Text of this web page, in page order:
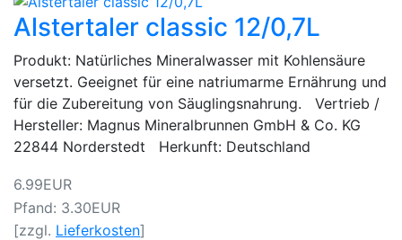
Alstertaler classic 12/0,7L
Produkt: Natürliches Mineralwasser mit Kohlensäure
versetzt. Geeignet für eine natriumarme Ernährung und
für die Zubereitung von Säuglingsnahrung. Vertrieb /
Hersteller: Magnus Mineralbrunnen GmbH & Co. KG
22844 Norderstedt Herkunft: Deutschland
6.99EUR
Pfand: 3.30EUR
[zzgl. Lieferkosten]